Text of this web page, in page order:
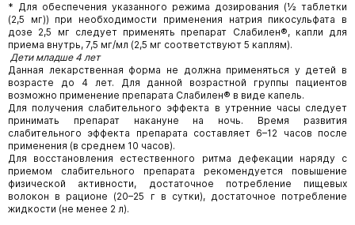
* Для обеспечения указанного режима дозирования (½ таблетки
(2,5 мг)) при необходимости применения натрия пикосульфата в
дозе 2,5 мг следует применять препарат Слабилен®, капли для
приема внутрь, 7,5 мг/мл (2,5 мг соответствуют 5 каплям).
Дети младше 4 лет
Данная лекарственная форма не должна применяться у детей в
возрасте до 4 лет. Для данной возрастной группы пациентов
возможно применение препарата Слабилен® в виде капель.
Для получения слабительного эффекта в утренние часы следует
принимать препарат накануне на ночь. Время развития
слабительного эффекта препарата составляет 6–12 часов после
применения (в среднем 10 часов).
Для восстановления естественного ритма дефекации наряду с
приемом слабительного препарата рекомендуется повышение
физической активности, достаточное потребление пищевых
волокон в рационе (20–25 г в сутки), достаточное потребление
жидкости (не менее 2 л).